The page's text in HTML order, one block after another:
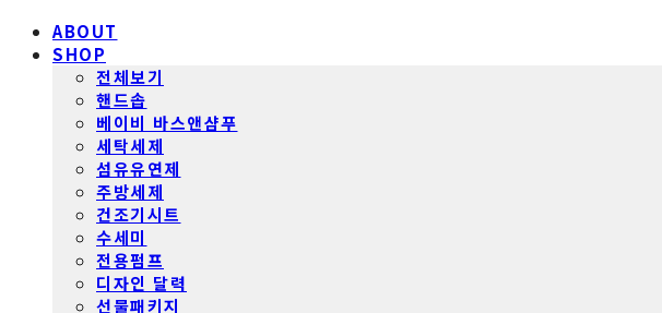
ABOUT
SHOP
전체보기
핸드솝
베이비 바스앤샴푸
세탁세제
섬유유연제
주방세제
건조기시트
수세미
전용펌프
디자인 달력
선물패키지